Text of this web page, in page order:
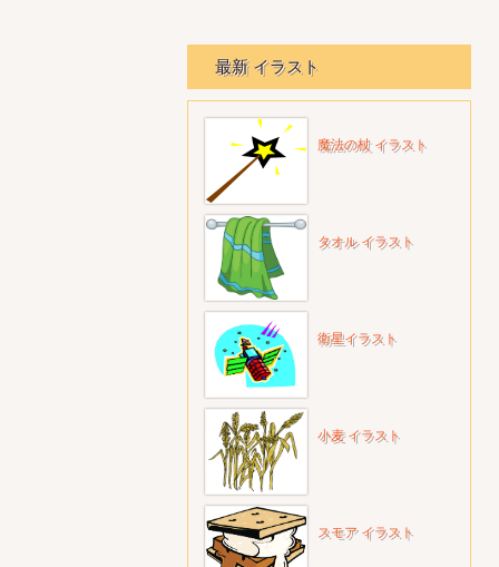
最新 イラスト
魔法の杖 イラスト
タオル イラスト
衛星イラスト
小麦 イラスト
スモア イラスト